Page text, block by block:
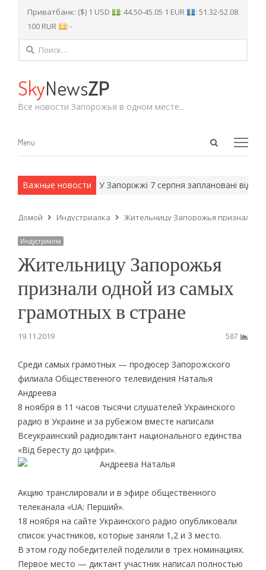
Приватбанк: ($) 1 USD : 44.50-45.05 1 EUR
: 51.32-52.08
100 RUR
: -
Найти:
SkyNewsZP
Все новости Запорожья в одном месте...
Open
Menu
Menu
Важные новости
методы. У Запоріжжі 7 серпня заплановані
Домой Индустриалка Жительницу Запорожья признали
Индустриалка
Жительницу Запорожья
признали одной из самых
грамотных в стране
19.11.2019 587
Среди самых грамотных — продюсер Запорожского
филиала Общественного телевидения Наталья
Андреева
8 ноября в 11 часов тысячи слушателей Украинского
радио в Украине и за рубежом вместе написали
Всеукраинский радиодиктант национального единства
«Від бересту до цифри».
Акцию транслировали и в эфире общественного
телеканала «UA: Перший».
18 ноября на сайте Украинского радио опубликовали
список участников, которые заняли 1,2 и 3 место.
В этом году победителей поделили в трех номинациях.
Первое место — диктант участник написал полностью